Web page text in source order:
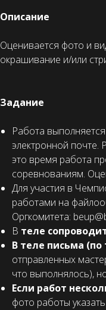
Описание
Оценивается фото и
окрашивание и/или
Задание
Работа
электронной почте.
это время работа
соревнованиям.
Для участия в
работами на
Оргкомитета:
В теле
В теле письма (по
отправленных
что выполнялось),
Если работ
фото работы